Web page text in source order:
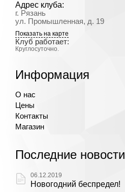
Адрес клуба:
г. Рязань
ул. Промышленная, д. 19
Показать на карте
Клуб работает:
Круглосуточно.
Информация
О нас
Цены
Контакты
Магазин
Последние новости
06.12.2019
Новогодний беспредел!